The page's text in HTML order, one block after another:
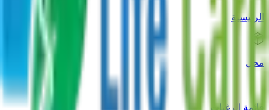
الرئيسية
محل
قائمة الرغبات